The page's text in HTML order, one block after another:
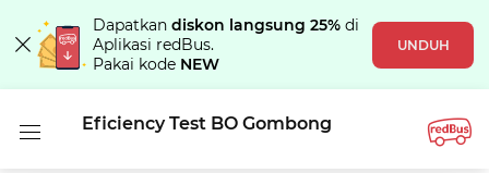
Dapatkan diskon langsung 25% di
Aplikasi redBus.
Pakai kode NEW
UNDUH
Eficiency Test BO Gombong